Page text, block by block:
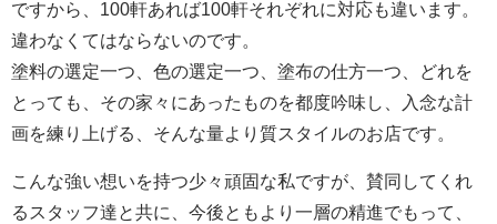
ですから、100軒あれば100軒それぞれに対応も違います。
違わなくてはならないのです。
塗料の選定一つ、色の選定一つ、塗布の仕方一つ、どれを
とっても、その家々にあったものを都度吟味し、入念な計
画を練り上げる、そんな量より質スタイルのお店です。
こんな強い想いを持つ少々頑固な私ですが、賛同してくれ
るスタッフ達と共に、今後ともより一層の精進でもって、